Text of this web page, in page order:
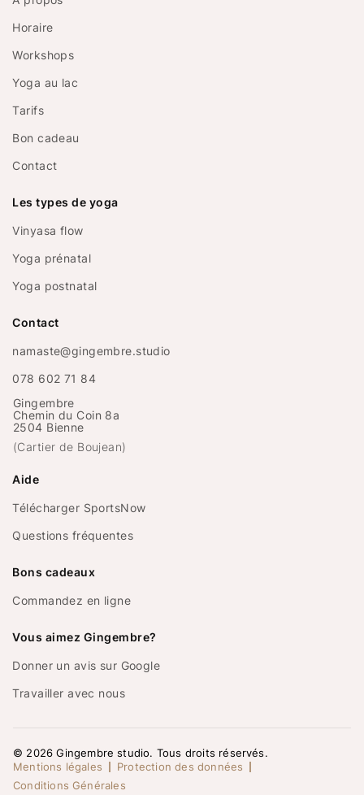
Horaire
Workshops
Yoga au lac
Tarifs
Bon cadeau
Contact
Les types de yoga
Vinyasa flow
Yoga prénatal
Yoga postnatal
Contact
namaste@gingembre.studio
078 602 71 84
Gingembre
Chemin du Coin 8a
2504 Bienne
(Cartier de Boujean)
Aide
Télécharger SportsNow
Questions fréquentes
Bons cadeaux
Commandez en ligne
Vous aimez Gingembre?
Donner un avis sur Google
Travailler avec nous
© 2026 Gingembre studio. Tous droits réservés.
Mentions légales
Protection des données
Conditions Générales